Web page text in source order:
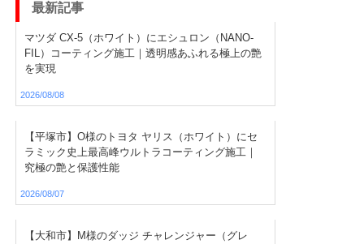
最新記事
マツダ CX-5（ホワイト）にエシュロン（NANO-
FIL）コーティング施工｜透明感あふれる極上の艶
を実現
2026/08/08
【平塚市】O様のトヨタ ヤリス（ホワイト）にセ
ラミック史上最高峰ウルトラコーティング施工｜
究極の艶と保護性能
2026/08/07
【大和市】M様のダッジ チャレンジャー（グレ